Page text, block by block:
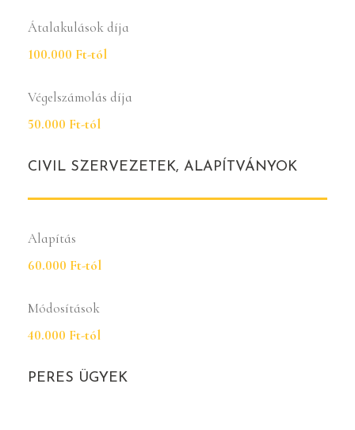
Átalakulások díja
100.000 Ft-tól
Végelszámolás díja
50.000 Ft-tól
CIVIL SZERVEZETEK, ALAPÍTVÁNYOK
Alapítás
60.000 Ft-tól
Módosítások
40.000 Ft-tól
PERES ÜGYEK